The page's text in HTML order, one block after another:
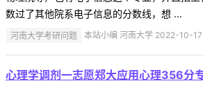
数过了其他院系电子信息的分数线，想 ...
河南大学考研问题 本站小编 河南大学 2022-10-17
心理学调剂一志愿郑大应用心理356分